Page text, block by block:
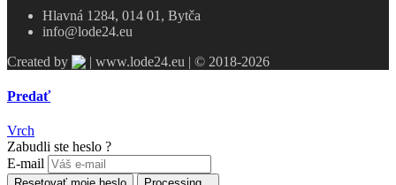
Hlavná 1284, 014 01, Bytča
info@lode24.eu
Created by
| www.lode24.eu | © 2018-2026
Predať
Vrch
Zabudli ste heslo ?
E-mail